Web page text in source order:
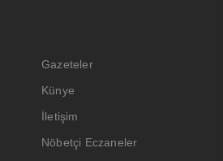
Gazeteler
Künye
İletişim
Nöbetçi Eczaneler